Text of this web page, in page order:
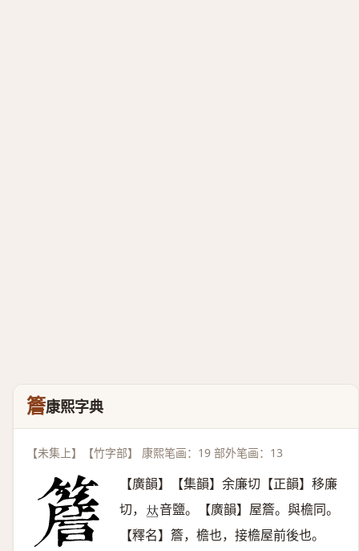
簷康熙字典
【未集上】【竹字部】 康熙笔画：19 部外笔画：13
【廣韻】【集韻】余廉切【正韻】移廉
切， 𠀤音鹽。【廣韻】屋簷。與檐同。
【釋名】簷，檐也，接檐屋前後也。